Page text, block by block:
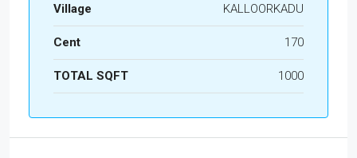
Village KALLOORKADU
Cent 170
TOTAL SQFT 1000